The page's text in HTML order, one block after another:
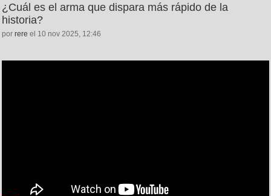
¿Cuál es el arma que dispara más rápido de la
historia?
por rere el 10 nov 2025, 12:46